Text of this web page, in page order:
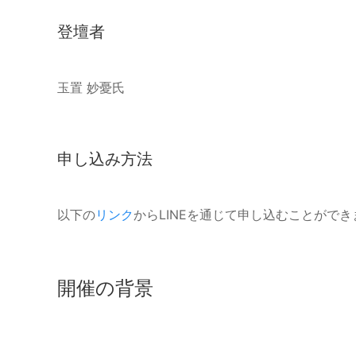
登壇者
玉置 妙憂氏
申し込み方法
以下のリンクからLINEを通じて申し込むことができ
開催の背景